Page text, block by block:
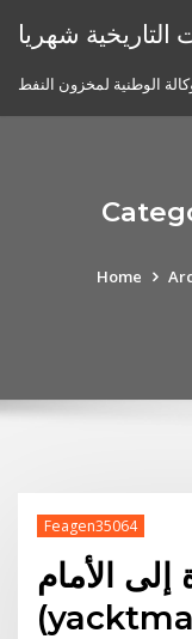
التاريخية شهريا
الوطنية لمخزون النفط
Home
Feagen35064
الأمام